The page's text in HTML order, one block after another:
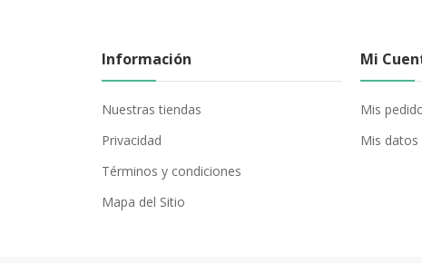
Información
Nuestras tiendas
Privacidad
Términos y condiciones
Mapa del Sitio
Mi
Mis
Mis datos